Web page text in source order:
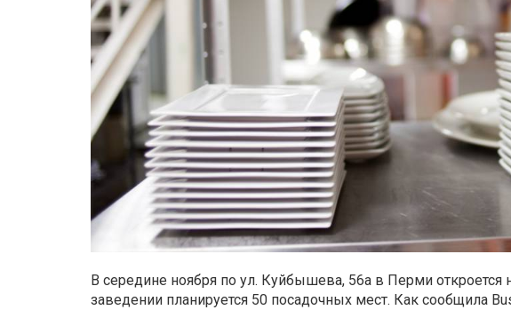
В середине ноября по ул. Куйбышева, 56а в Перми
заведении планируется 50 посадочных мест. Как сообщила